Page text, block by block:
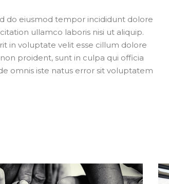
do eiusmod tempor incididunt dolore
ullamco laboris nisi ut aliquip.
in voluptate velit esse cillum dolore
proident, sunt in culpa qui officia
omnis iste natus error sit voluptatem